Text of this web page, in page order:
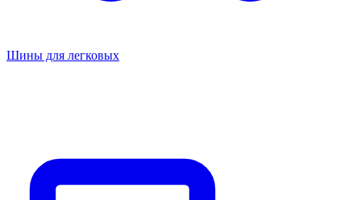
Шины для легковых